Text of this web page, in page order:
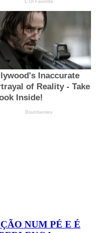
NUM PÉ E É